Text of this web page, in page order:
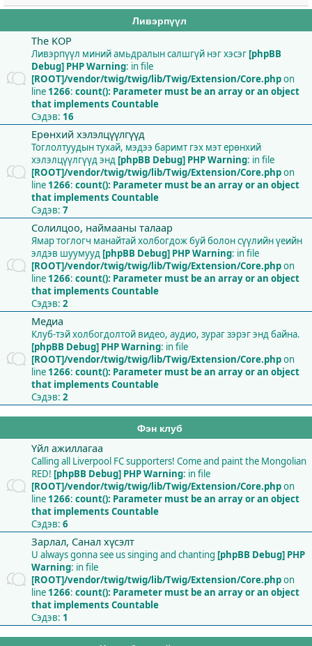
а
Ливэрпүүл
The KOP
Ливэрпүүл миний амьдралын салшгүй нэг хэсэг [phpBB
Debug] PHP Warning: in file
[ROOT]/vendor/twig/twig/lib/Twig/Extension/Core.phpon
line 1266: count(): Parameter must be an array or an object
that implements Countable
Сэдэв: 16
Ерөнхий хэлэлцүүлгүүд
Тоглолтуудын тухай, мэдээ баримт гэх мэт ерөнхий
хэлэлцүүлгүүд энд [phpBB Debug] PHP Warning: in file
[ROOT]/vendor/twig/twig/lib/Twig/Extension/Core.phpon
line 1266: count(): Parameter must be an array or an object
that implements Countable
Сэдэв: 7
Солилцоо, наймааны талаар
Ямар тоглогч манайтай холбогдож буй болон сүүлийн үеийн
элдэв шуумууд [phpBB Debug] PHP Warning: in file
[ROOT]/vendor/twig/twig/lib/Twig/Extension/Core.phpon
line 1266: count(): Parameter must be an array or an object
that implements Countable
Сэдэв: 2
Медиа
Клуб-тэй холбогдолтой видео, аудио, зураг зэрэг энд байна.
[phpBB Debug] PHP Warning: in file
[ROOT]/vendor/twig/twig/lib/Twig/Extension/Core.phpon
line 1266: count(): Parameter must be an array or an object
that implements Countable
Сэдэв: 2
Фэн клуб
Үйл ажиллагаа
Calling all Liverpool FC supporters! Come and paint the Mongolian
RED! [phpBB Debug] PHP Warning: in file
[ROOT]/vendor/twig/twig/lib/Twig/Extension/Core.phpon
line 1266: count(): Parameter must be an array or an object
that implements Countable
Сэдэв: 6
Зарлал, Санал хүсэлт
U always gonna see us singing and chanting [phpBB Debug] PHP
Warning: in file
[ROOT]/vendor/twig/twig/lib/Twig/Extension/Core.phpon
line 1266: count(): Parameter must be an array or an object
that implements Countable
Сэдэв: 1